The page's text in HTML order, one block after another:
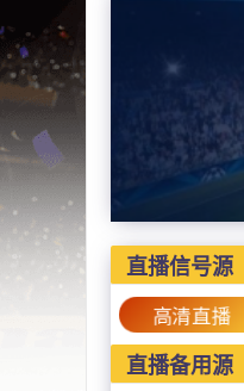
直播信号源
高清直播
直播备用源